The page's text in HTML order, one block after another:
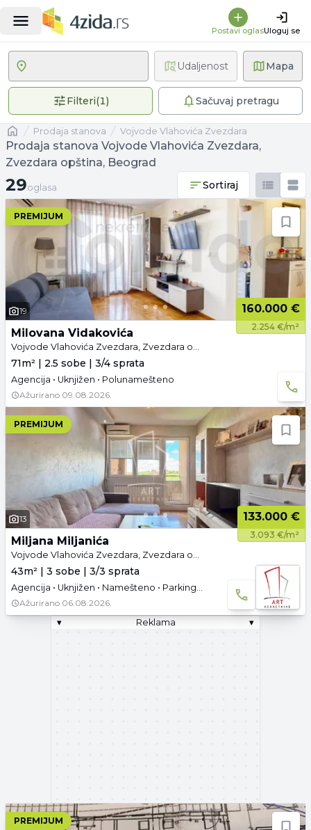
Postavi oglasUloguj se
Mapa
Filteri(1)1 primenjen filterSačuvaj pretragu
Udaljenost
Naslovnaprodaja stanova Vojvode Vlahovića Zvezdara
Prodaja stanova Vojvode Vlahovića Zvezdara,
Zvezdara opština, Beograd
29 oglasa
29oglasa Sortiraj
PREMIJUM
19 160.000 €
2.254 €/m²
Milovana Vidakovića
Vojvode Vlahovića Zvezdara, Zvezdara opština, Beograd
71m² | 2.5 sobe | 3/4 sprata
Agencija • Uknjižen • Polunamešteno
Ažurirano 09.08.2026.
PREMIJUM
13 133.000 €
3.093 €/m²
Miljana Miljanića
Vojvode Vlahovića Zvezdara, Zvezdara opština, Beograd
43m² | 3 sobe | 3/3 sprata
Agencija • Uknjižen • Namešteno • Parking • 3D tura • Video
Ažurirano 06.08.2026.
▾
Reklama ▾
PREMIJUM